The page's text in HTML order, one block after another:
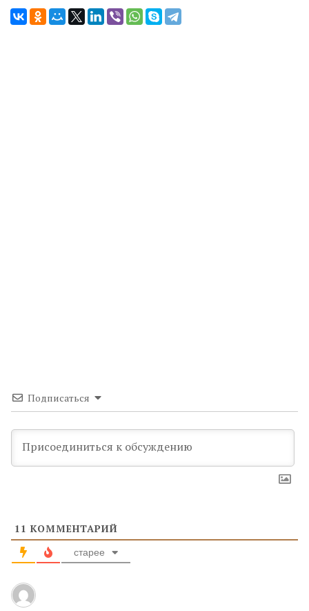
Подписаться
11 КОММЕНТАРИЙ
старее